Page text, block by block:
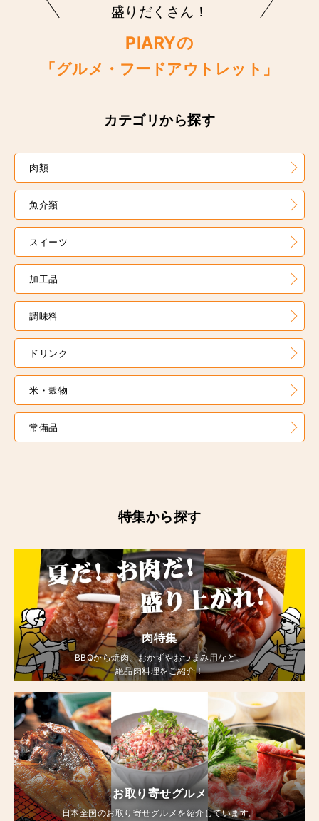
盛りだくさん！
PIARYの
「グルメ・フードアウトレット」
カテゴリから探す
肉類
魚介類
スイーツ
加工品
調味料
ドリンク
米・穀物
常備品
特集から探す
肉特集
BBQから焼肉、おかずやおつまみ用など、
絶品肉料理をご紹介！
お取り寄せグルメ
日本全国のお取り寄せグルメを紹介しています。